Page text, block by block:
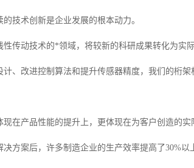
技术创新是企业发展的根本动力。
传动技术的*领域，将较新的科研成果转化为实际
、改进控制算法和提升传感器精度，我们的桁
在产品性能的提升上，更体现在为客户创造的实
决方案后，许多制造企业的生产效率提高了30%